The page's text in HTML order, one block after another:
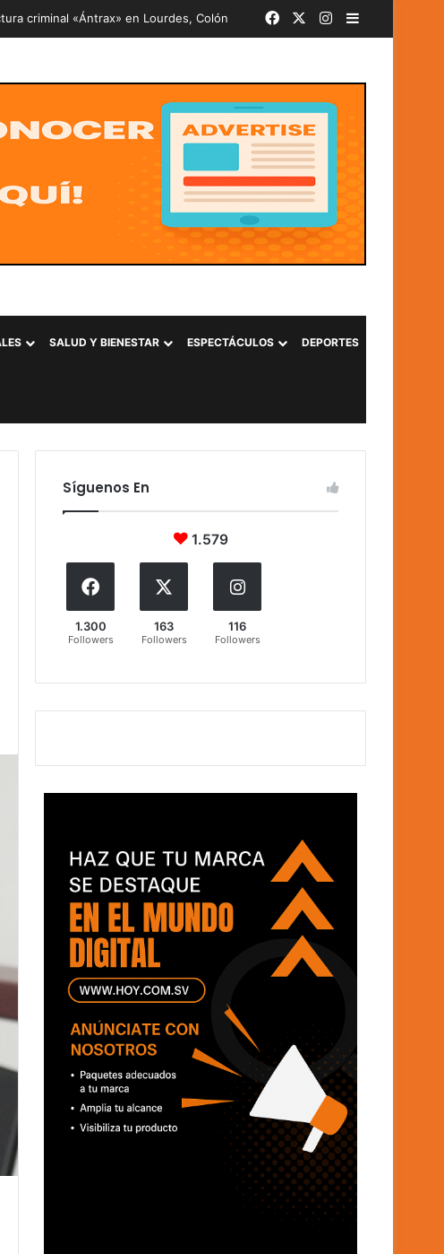
criminal «Ántrax» en Lourdes, Colón FacebookInstagram
Barra lateral
SALUD Y BIENESTAR ESPECTÁCULOS DEPORTES
Síguenos En
1.579
1.300
Followers
163
Followers
116
Followers